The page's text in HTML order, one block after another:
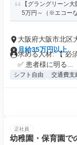
【グラングリーン
5万円～（※エコー
大阪府大阪市北区
月給35万円以上
求める人材: 【 必
✅ 患者様に明る...
シフト自由 交通費支
正社員
幼稚園・保育園で